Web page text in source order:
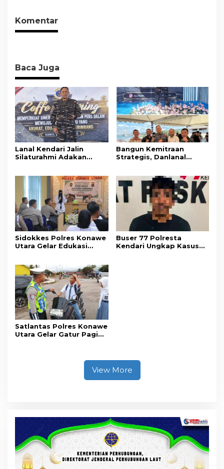
Komentar
Baca Juga
Lanal Kendari Jalin
Silaturahmi Adakan
Bangun Kemitraan
Strategis, Danlanal
Objektif dan Berimbang
Sidokkes Polres Konawe
Utara Gelar Edukasi
Kesadaran Personel
akan Pentingnya Hidup
Sehat
Buser 77 Polresta
Kendari Ungkap Kasus
Satlantas Polres Konawe
Utara Gelar Gatur Pagi
Lantas dan Pelayanan
View More